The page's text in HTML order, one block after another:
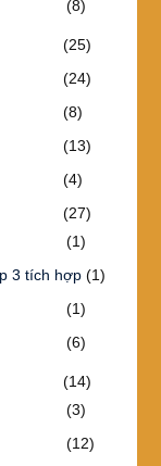
(8)
(25)
(24)
(8)
(13)
(4)
(27)
(1)
3 tích hợp(1)
(1)
(6)
(14)
(3)
(12)